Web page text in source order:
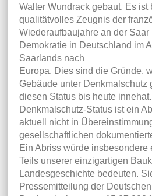
Walter Wundrack gebaut. Es ist
qualitätvolles Zeugnis der
Wiederaufbaujahre an der Saar
Demokratie in Deutschland im
Saarlands nach
Europa. Dies sind die Gründe,
Gebäude unter Denkmalschutz
diesen Status bis heute
Denkmalschutz-Status ist ein
aktuell nicht in
gesellschaftlichen
Ein Abriss würde insbesondere
Teils unserer einzigartigen
Landesgeschichte bedeuten.
Pressemitteilung der